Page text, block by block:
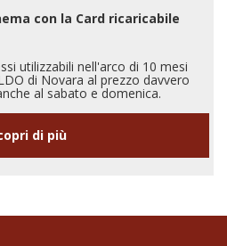
con la Card ricaricabile
utilizzabili nell'arco di 10 mesi
di Novara al prezzo davvero
al sabato e domenica.
di più